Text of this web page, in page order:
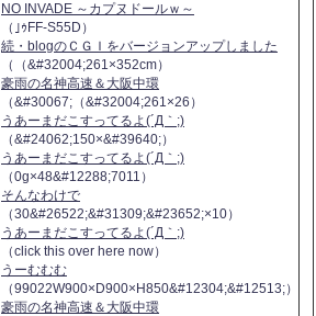
NO INVADE ～カプヌドールｗ～
（｣ｩFF-S55D）
続・blogのＣＧＩをバージョンアップしました
（（&#32004;261×352cm）
豪雨の名神高速＆大阪中環
（&#30067;（&#32004;261×26）
うあーまだこすってるよ(´Д｀;)
（&#24062;150×&#39640;）
うあーまだこすってるよ(´Д｀;)
（0g×48&#12288;7011）
そんなわけで
（30&#26522;&#31309;&#23652;×10）
うあーまだこすってるよ(´Д｀;)
（click this over here now）
うーむむむ
（99022W900×D900×H850&#12304;&#12513;）
豪雨の名神高速＆大阪中環